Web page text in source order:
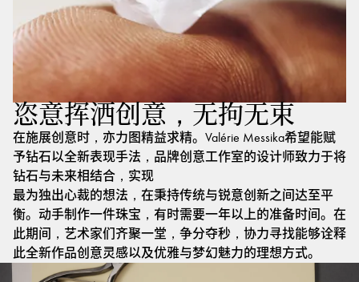
恣意挥洒创意，无拘无束
在施展创意时，亦力图精益求精。Valérie Messika希望能赋
予钻石以全新表现手法，品牌创意工作室的设计师致力于将
钻石与未来相结合，实现
最为独出心裁的想法，在秉持传统与锐意创新之间达至平
衡。动手制作一件珠宝，有时需要一年以上的准备时间。在
此期间，艺术家们齐聚一堂，争分夺秒，协力寻找能够诠释
此全新作品创意灵感以及优雅与梦幻魅力的理想方式。